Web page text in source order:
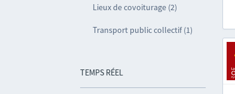
Lieux de covoiturage (2)
Transport public collectif (1)
TEMPS RÉEL